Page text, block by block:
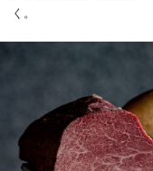
く。